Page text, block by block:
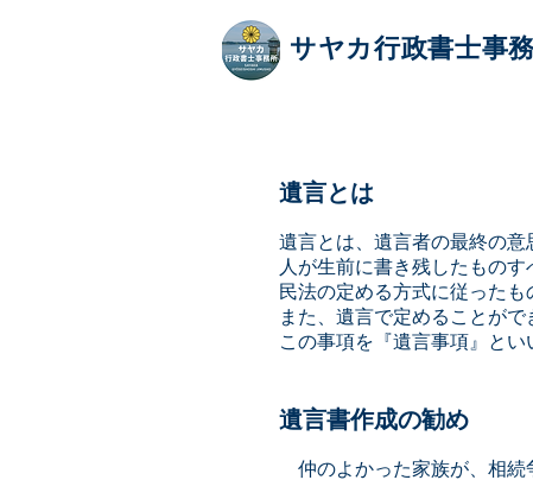
サヤカ行政書士事
遺言とは
遺言とは、遺言者の最終の意
人が生前に書き残したものす
民法の定める方式に従ったも
また、遺言で定めることがで
この事項を『遺言事項』とい
遺言書作成の勧め
仲のよかった家族が、相続